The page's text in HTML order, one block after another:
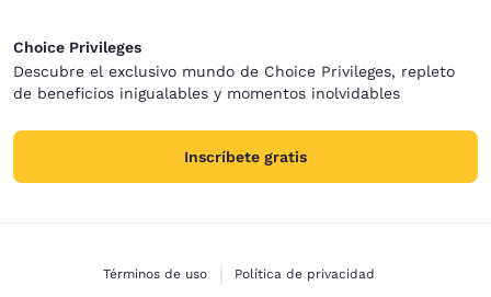
Choice Privileges
Descubre el exclusivo mundo de Choice Privileges, repleto
de beneficios inigualables y momentos inolvidables
Inscríbete gratis
Términos de uso Política de privacidad